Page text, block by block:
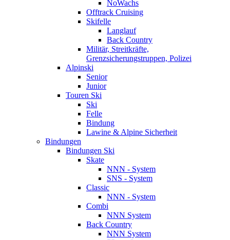
NoWachs
Offtrack Cruising
Skifelle
Langlauf
Back Country
Militär, Streitkräfte,
Grenzsicherungstruppen, Polizei
Alpinski
Senior
Junior
Touren Ski
Ski
Felle
Bindung
Lawine & Alpine Sicherheit
Bindungen
Bindungen Ski
Skate
NNN - System
SNS - System
Classic
NNN - System
Combi
NNN System
Back Country
NNN System